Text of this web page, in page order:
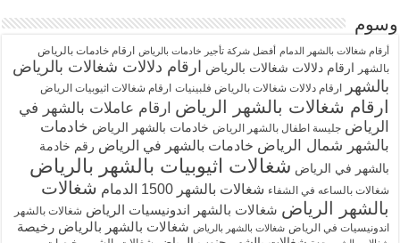
وسوم
أرقام شغالات بالشهر الدمام أفضل شركة تأجير خادمات بالرياض
ارقام خادمات بالرياض
بالشهر
ارقام دلالات شغالات بالرياض ارقام دلالات شغالات بالرياض
بالشهر
ارقام دلالات شغالات بالرياض فلبينيات ارقام شغالات اثيوبيات الرياض
ارقام شغالات بالشهر الرياض ارقام عاملات بالشهر في
الرياض جليسة اطفال بالشهر الرياض خادمات بالشهر الرياض خادمات
بالشهر شمال الرياض خادمات بالشهر في الرياض رقم خادمة
بالشهر في الرياض شغالات اثيوبيات بالشهر بالرياض
شغالات بالساعه في الشفاء شغالات بالشهر 1500 الدمام
شغالات
بالشهر الرياض شغالات بالشهر اندونيسيات الرياض شغالات بالشهر
اندونيسيات في الرياض شغالات بالشهر بالرياض شغالات بالشهر بالرياض رخيصة